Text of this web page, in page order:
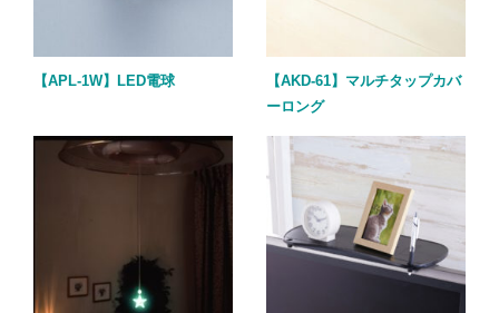
【APL-1W】LED電球
【AKD-61】マルチタップカバ
ーロング